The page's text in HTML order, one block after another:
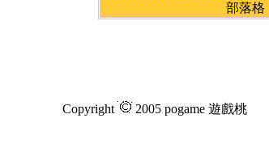
部落格
Copyright 2005 pogame 遊戲桃